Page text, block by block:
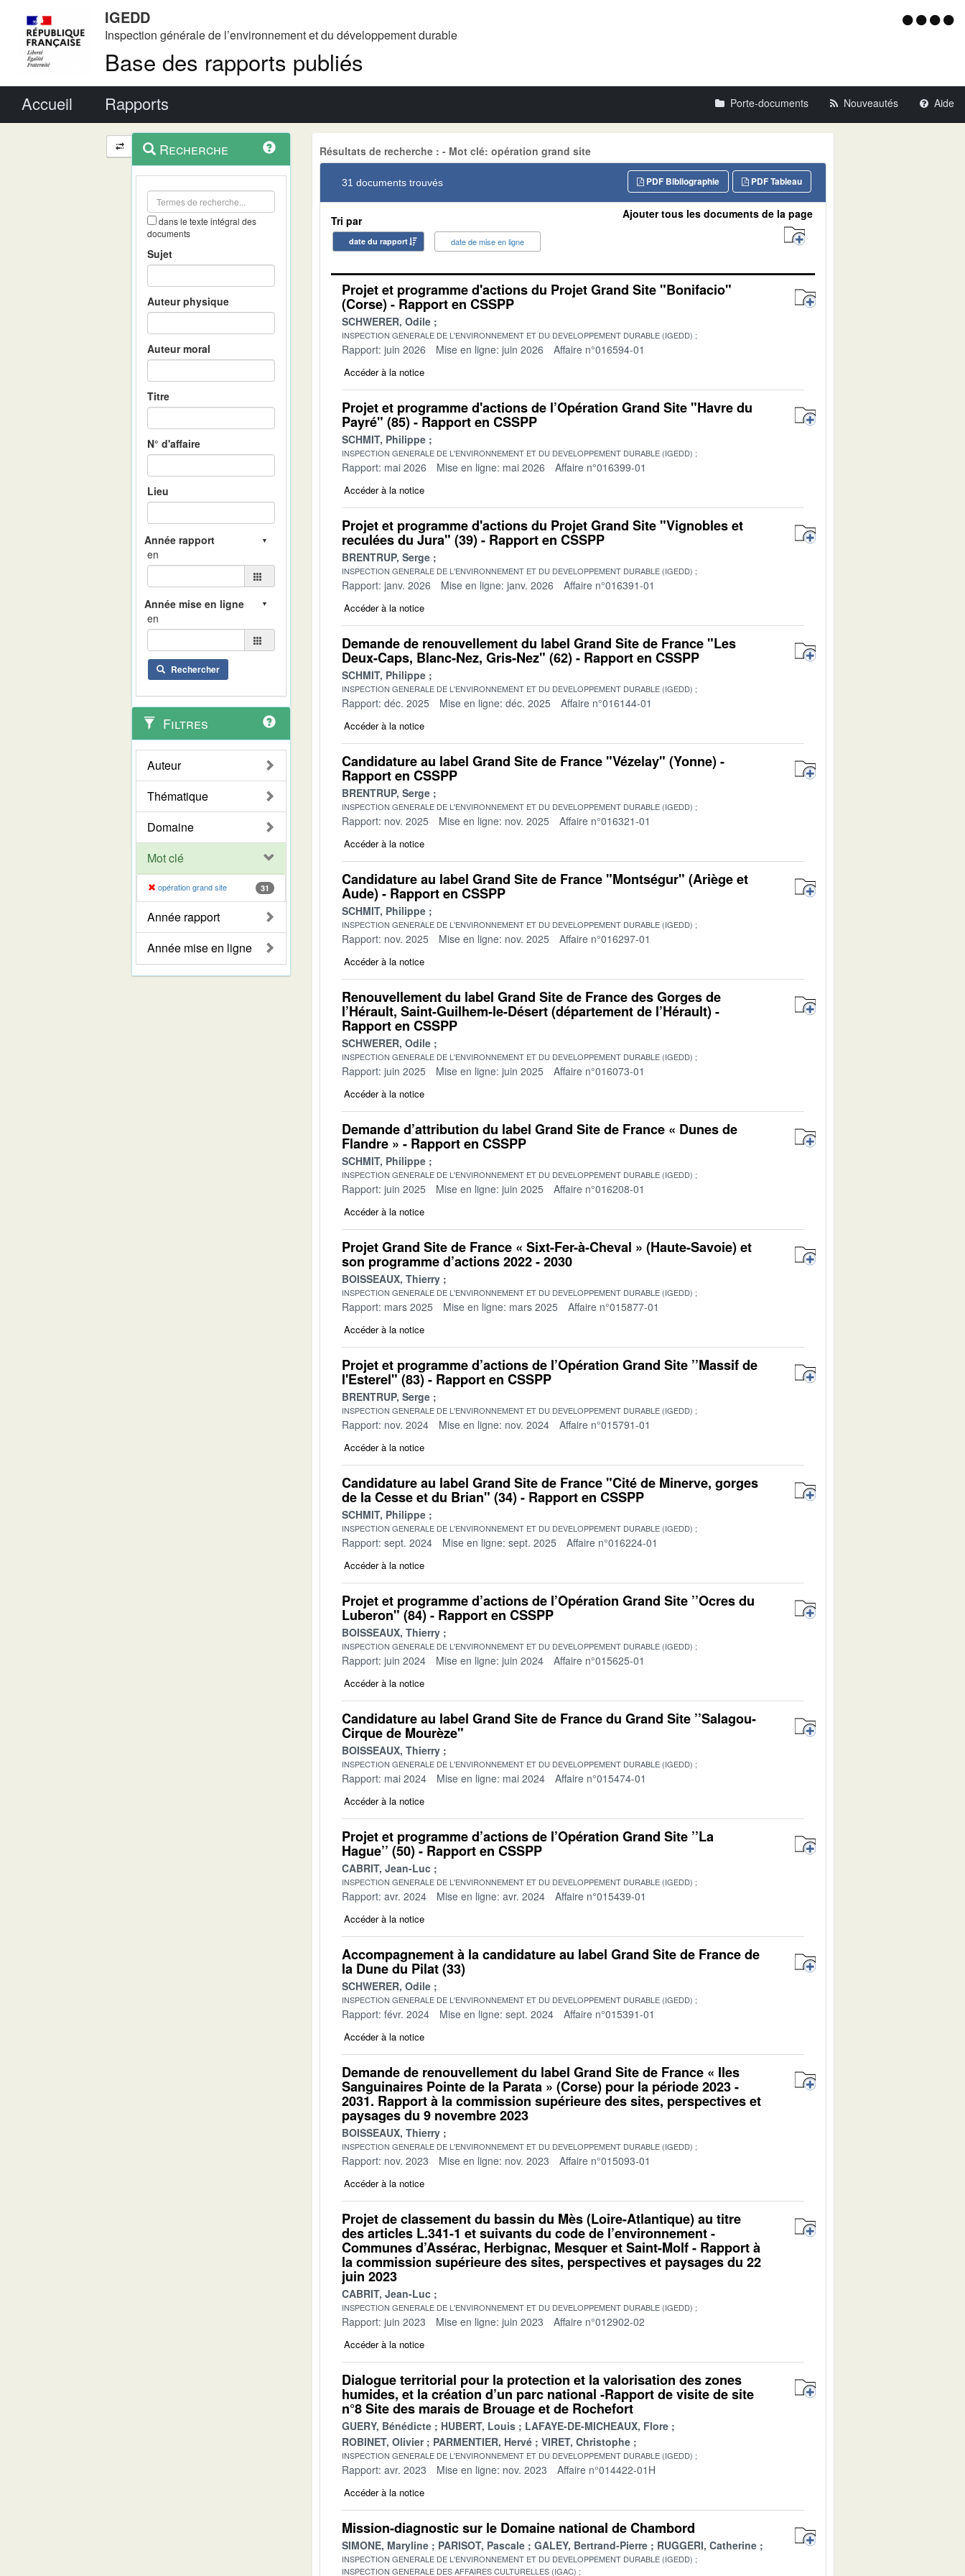
IGEDD
Inspection générale de l’environnement et du développement durable
Base des rapports publiés
Menu
Accueil Rapports Porte-documents Nouveautés Aide
Navigation
et
outils
contextuel
Recherche
dans le texte intégral des
documents
Sujet
Auteur physique
Auteur moral
Titre
N° d'affaire
Lieu
en
en
Rechercher
Filtres
Auteur
Thématique
Domaine
Mot clé
opération grand site 31
Année rapport
Année mise en ligne
Résultats de recherche : - Mot clé: opération grand site
31 documents trouvés PDF Tableau
PDF Bibliographie
Tri par
date du rapport date de mise en ligne
Ajouter tous les documents de la page
Projet et programme d'actions du Projet Grand Site "Bonifacio"
(Corse) - Rapport en CSSPP
SCHWERER, Odile
INSPECTION GENERALE DE L'ENVIRONNEMENT ET DU DEVELOPPEMENT DURABLE (IGEDD)
Rapport: juin 2026 Mise en ligne: juin 2026 Affaire n°016594-01
Accéder à la notice
Projet et programme d'actions de l’Opération Grand Site "Havre du
Payré" (85) - Rapport en CSSPP
SCHMIT, Philippe
INSPECTION GENERALE DE L'ENVIRONNEMENT ET DU DEVELOPPEMENT DURABLE (IGEDD)
Rapport: mai 2026 Mise en ligne: mai 2026 Affaire n°016399-01
Accéder à la notice
Projet et programme d'actions du Projet Grand Site "Vignobles et
reculées du Jura" (39) - Rapport en CSSPP
BRENTRUP, Serge
INSPECTION GENERALE DE L'ENVIRONNEMENT ET DU DEVELOPPEMENT DURABLE (IGEDD)
Rapport: janv. 2026 Mise en ligne: janv. 2026 Affaire n°016391-01
Accéder à la notice
Demande de renouvellement du label Grand Site de France "Les
Deux-Caps, Blanc-Nez, Gris-Nez" (62) - Rapport en CSSPP
SCHMIT, Philippe
INSPECTION GENERALE DE L'ENVIRONNEMENT ET DU DEVELOPPEMENT DURABLE (IGEDD)
Rapport: déc. 2025 Mise en ligne: déc. 2025 Affaire n°016144-01
Accéder à la notice
Candidature au label Grand Site de France "Vézelay" (Yonne) -
Rapport en CSSPP
BRENTRUP, Serge
INSPECTION GENERALE DE L'ENVIRONNEMENT ET DU DEVELOPPEMENT DURABLE (IGEDD)
Rapport: nov. 2025 Mise en ligne: nov. 2025 Affaire n°016321-01
Accéder à la notice
Candidature au label Grand Site de France "Montségur" (Ariège et
Aude) - Rapport en CSSPP
SCHMIT, Philippe
INSPECTION GENERALE DE L'ENVIRONNEMENT ET DU DEVELOPPEMENT DURABLE (IGEDD)
Rapport: nov. 2025 Mise en ligne: nov. 2025 Affaire n°016297-01
Accéder à la notice
Renouvellement du label Grand Site de France des Gorges de
l’Hérault, Saint-Guilhem-le-Désert (département de l’Hérault) -
Rapport en CSSPP
SCHWERER, Odile
INSPECTION GENERALE DE L'ENVIRONNEMENT ET DU DEVELOPPEMENT DURABLE (IGEDD)
Rapport: juin 2025 Mise en ligne: juin 2025 Affaire n°016073-01
Accéder à la notice
Demande d’attribution du label Grand Site de France « Dunes de
Flandre » - Rapport en CSSPP
SCHMIT, Philippe
INSPECTION GENERALE DE L'ENVIRONNEMENT ET DU DEVELOPPEMENT DURABLE (IGEDD)
Rapport: juin 2025 Mise en ligne: juin 2025 Affaire n°016208-01
Accéder à la notice
Projet Grand Site de France « Sixt-Fer-à-Cheval » (Haute-Savoie) et
son programme d’actions 2022 - 2030
BOISSEAUX, Thierry
INSPECTION GENERALE DE L'ENVIRONNEMENT ET DU DEVELOPPEMENT DURABLE (IGEDD)
Rapport: mars 2025 Mise en ligne: mars 2025 Affaire n°015877-01
Accéder à la notice
Projet et programme d’actions de l’Opération Grand Site ’’Massif de
l'Esterel" (83) - Rapport en CSSPP
BRENTRUP, Serge
INSPECTION GENERALE DE L'ENVIRONNEMENT ET DU DEVELOPPEMENT DURABLE (IGEDD)
Rapport: nov. 2024 Mise en ligne: nov. 2024 Affaire n°015791-01
Accéder à la notice
Candidature au label Grand Site de France "Cité de Minerve, gorges
de la Cesse et du Brian" (34) - Rapport en CSSPP
SCHMIT, Philippe
INSPECTION GENERALE DE L'ENVIRONNEMENT ET DU DEVELOPPEMENT DURABLE (IGEDD)
Rapport: sept. 2024 Mise en ligne: sept. 2025 Affaire n°016224-01
Accéder à la notice
Projet et programme d’actions de l’Opération Grand Site ’’Ocres du
Luberon" (84) - Rapport en CSSPP
BOISSEAUX, Thierry
INSPECTION GENERALE DE L'ENVIRONNEMENT ET DU DEVELOPPEMENT DURABLE (IGEDD)
Rapport: juin 2024 Mise en ligne: juin 2024 Affaire n°015625-01
Accéder à la notice
Candidature au label Grand Site de France du Grand Site ’’Salagou-
Cirque de Mourèze"
BOISSEAUX, Thierry
INSPECTION GENERALE DE L'ENVIRONNEMENT ET DU DEVELOPPEMENT DURABLE (IGEDD)
Rapport: mai 2024 Mise en ligne: mai 2024 Affaire n°015474-01
Accéder à la notice
Projet et programme d’actions de l’Opération Grand Site ’’La
Hague’’ (50) - Rapport en CSSPP
CABRIT, Jean-Luc
INSPECTION GENERALE DE L'ENVIRONNEMENT ET DU DEVELOPPEMENT DURABLE (IGEDD)
Rapport: avr. 2024 Mise en ligne: avr. 2024 Affaire n°015439-01
Accéder à la notice
Accompagnement à la candidature au label Grand Site de France de
la Dune du Pilat (33)
SCHWERER, Odile
INSPECTION GENERALE DE L'ENVIRONNEMENT ET DU DEVELOPPEMENT DURABLE (IGEDD)
Rapport: févr. 2024 Mise en ligne: sept. 2024 Affaire n°015391-01
Accéder à la notice
Demande de renouvellement du label Grand Site de France « Iles
Sanguinaires Pointe de la Parata » (Corse) pour la période 2023 -
2031. Rapport à la commission supérieure des sites, perspectives et
paysages du 9 novembre 2023
BOISSEAUX, Thierry
INSPECTION GENERALE DE L'ENVIRONNEMENT ET DU DEVELOPPEMENT DURABLE (IGEDD)
Rapport: nov. 2023 Mise en ligne: nov. 2023 Affaire n°015093-01
Accéder à la notice
Projet de classement du bassin du Mès (Loire-Atlantique) au titre
des articles L.341-1 et suivants du code de l’environnement -
Communes d’Assérac, Herbignac, Mesquer et Saint-Molf - Rapport à
la commission supérieure des sites, perspectives et paysages du 22
juin 2023
CABRIT, Jean-Luc
INSPECTION GENERALE DE L'ENVIRONNEMENT ET DU DEVELOPPEMENT DURABLE (IGEDD)
Rapport: juin 2023 Mise en ligne: juin 2023 Affaire n°012902-02
Accéder à la notice
Dialogue territorial pour la protection et la valorisation des zones
humides, et la création d’un parc national -Rapport de visite de site
n°8 Site des marais de Brouage et de Rochefort
GUERY, Bénédicte HUBERT, Louis
LAFAYE-DE-MICHEAUX, Flore
ROBINET, Olivier
PARMENTIER, Hervé VIRET, Christophe
INSPECTION GENERALE DE L'ENVIRONNEMENT ET DU DEVELOPPEMENT DURABLE (IGEDD)
Rapport: avr. 2023 Mise en ligne: nov. 2023 Affaire n°014422-01H
Accéder à la notice
Mission-diagnostic sur le Domaine national de Chambord
SIMONE, Maryline PARISOT, Pascale GALEY, Bertrand-Pierre RUGGERI, Catherine
INSPECTION GENERALE DE L'ENVIRONNEMENT ET DU DEVELOPPEMENT DURABLE (IGEDD)
INSPECTION GENERALE DES AFFAIRES CULTURELLES (IGAC)